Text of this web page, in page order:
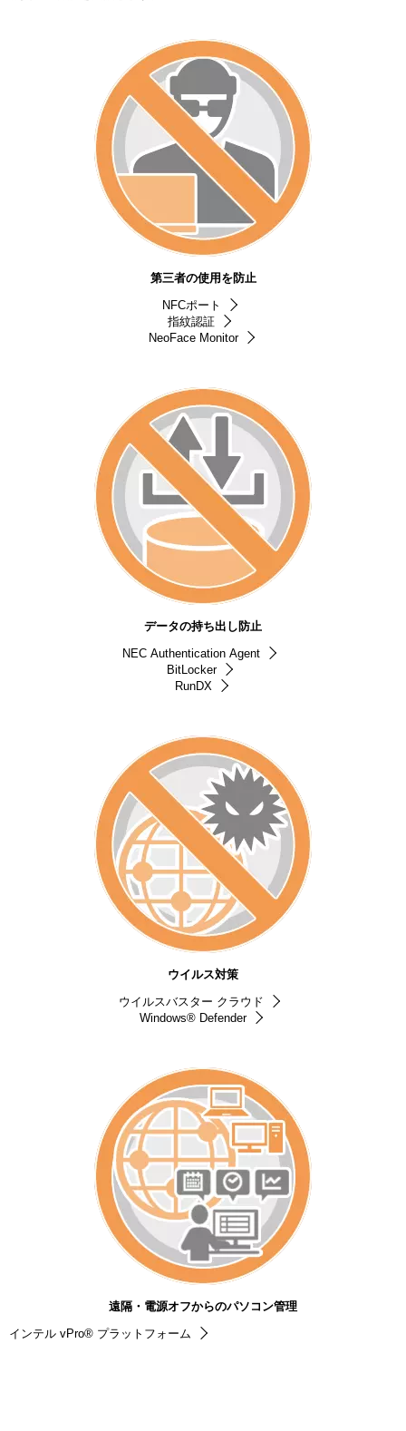
NFCポート
指紋認証
NeoFace Monitor
第三者の使用を防止
NEC Authentication Agent
BitLocker
RunDX
データの持ち出し防止
ウイルスバスター クラウド
Windows® Defender
ウイルス対策
インテル vPro® プラットフォーム
遠隔・電源オフからのパソコン管理